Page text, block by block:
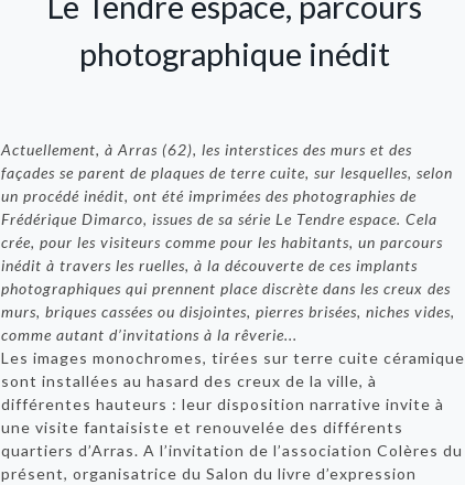
photographique inédit
Actuellement, à Arras (62), les interstices des murs et des
façades se parent de plaques de terre cuite, sur lesquelles, selon
un procédé inédit, ont été imprimées des photographies de
Frédérique Dimarco, issues de sa série Le Tendre espace. Cela
crée, pour les visiteurs comme pour les habitants, un parcours
inédit à travers les ruelles, à la découverte de ces implants
photographiques qui prennent place discrète dans les creux des
murs, briques cassées ou disjointes, pierres brisées, niches vides,
comme autant d’invitations à la rêverie...
Les images monochromes, tirées sur terre cuite céramique
sont installées au hasard des creux de la ville, à
différentes hauteurs : leur disposition narrative invite à
une visite fantaisiste et renouvelée des différents
quartiers d’Arras. A l’invitation de l’association Colères du
présent, organisatrice du Salon du livre d’expression